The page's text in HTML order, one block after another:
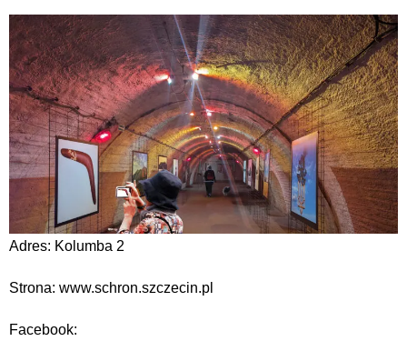
Adres: Kolumba 2
Strona: www.schron.szczecin.pl
Facebook: